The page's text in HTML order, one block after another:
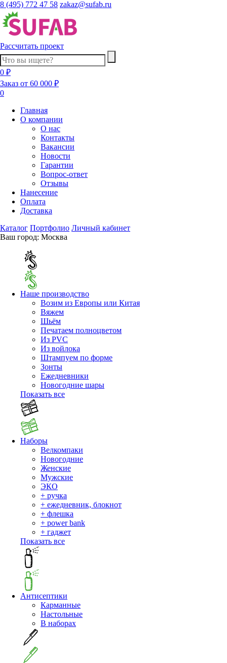
8 (495) 772 47 58 zakaz@sufab.ru
Рассчитать проект
0 ₽
Заказ от 60 000 ₽
0
Главная
О компании
О нас
Контакты
Вакансии
Новости
Гарантии
Вопрос-ответ
Отзывы
Нанесение
Оплата
Доставка
Каталог Портфолио Личный кабинет
Ваш город: Москва
Наше производство
Возим из Европы или Китая
Вяжем
Шьём
Печатаем полноцветом
Из PVC
Из войлока
Штампуем по форме
Зонты
Ежедневники
Новогодние шары
Показать все
Наборы
Велкомпаки
Новогодние
Женские
Мужские
ЭКО
+ ручка
+ ежедневник, блокнот
+ флешка
+ power bank
+ гаджет
Показать все
Антисептики
Карманные
Настольные
В наборах